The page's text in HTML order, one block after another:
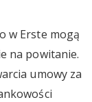
w Erste mogą
na powitanie.
umowy za